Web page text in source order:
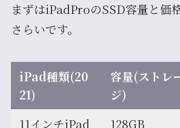
まずはiPadProのSSD容量と価
さらいです。
iPad種類(20
21)
容量(ストレ
ジ)
11インチiPad 128GB